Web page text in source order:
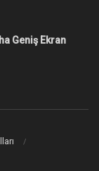
Geniş Ekran